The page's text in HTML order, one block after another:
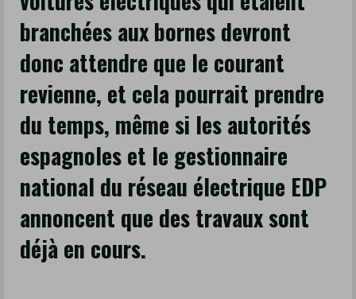
du
Figaro,
pourrait
s’agir
cyberattaque,
qui
aurait
causé
un
incendie
branchées aux bornes devront
donc attendre que le courant
revienne, et cela pourrait prendre
du temps, même si les autorités
espagnoles et le gestionnaire
national du réseau électrique EDP
annoncent que des travaux sont
déjà en cours.